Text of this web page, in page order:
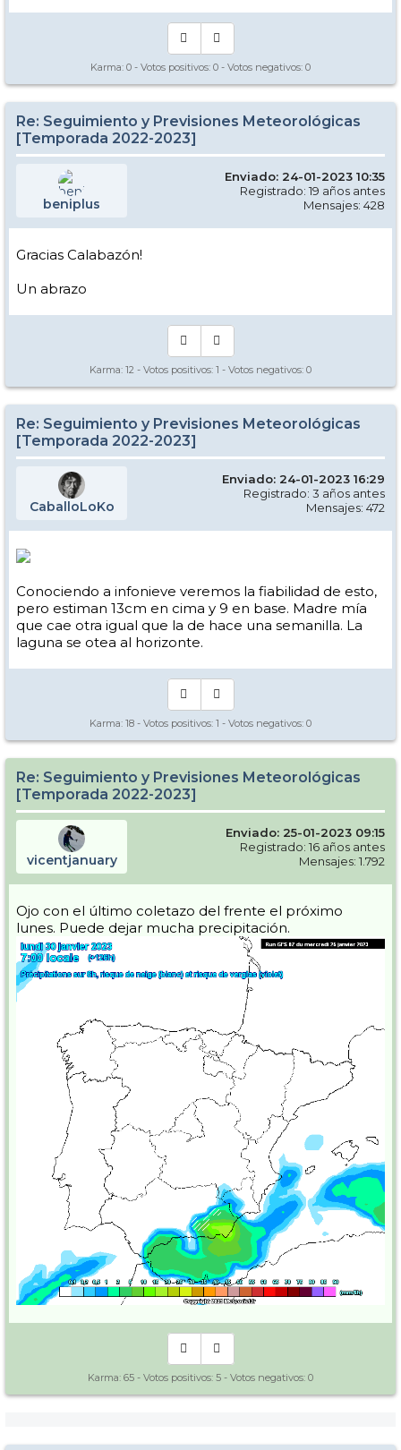
Karma: 0 - Votos positivos: 0 - Votos negativos: 0
Re: Seguimiento y Previsiones Meteorológicas
[Temporada 2022-2023]
beniplus
Enviado: 24-01-2023 10:35
Registrado: 19 años antes
Mensajes: 428
Gracias Calabazón!
Un abrazo
Karma: 12 - Votos positivos: 1 - Votos negativos: 0
Re: Seguimiento y Previsiones Meteorológicas
[Temporada 2022-2023]
CaballoLoKo
Enviado: 24-01-2023 16:29
Registrado: 3 años antes
Mensajes: 472
Conociendo a infonieve veremos la fiabilidad de esto,
pero estiman 13cm en cima y 9 en base. Madre mía
que cae otra igual que la de hace una semanilla. La
laguna se otea al horizonte.
Karma: 18 - Votos positivos: 1 - Votos negativos: 0
Re: Seguimiento y Previsiones Meteorológicas
[Temporada 2022-2023]
vicentjanuary
Enviado: 25-01-2023 09:15
Registrado: 16 años antes
Mensajes: 1.792
Ojo con el último coletazo del frente el próximo
lunes. Puede dejar mucha precipitación.
Karma: 65 - Votos positivos: 5 - Votos negativos: 0